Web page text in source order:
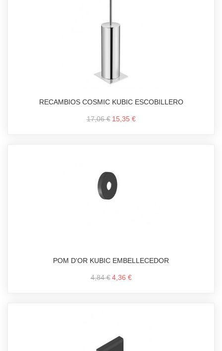
RECAMBIOS COSMIC KUBIC ESCOBILLERO
17,06 € 15,35 €
POM D'OR KUBIC EMBELLECEDOR
4,84 € 4,36 €